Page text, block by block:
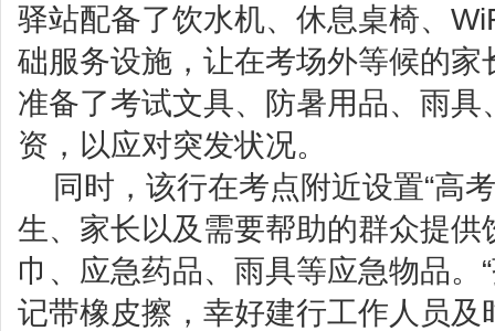
驿站配备了饮水机、休息桌椅、
础服务设施，让在考场外等候的家
准备了考试文具、防暑用品、雨具
资，以应对突发状况。
同时，该行在考点附近设置“高
生、家长以及需要帮助的群众提供
巾、应急药品、雨具等应急物品。
记带橡皮擦，幸好建行工作人员及